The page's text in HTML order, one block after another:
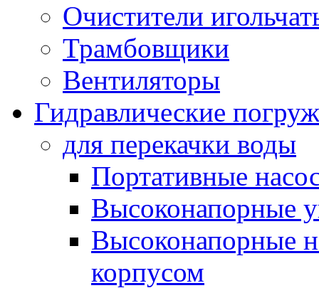
Очистители
Трамбовщики
Вентиляторы
Гидравлические
для перекачки воды
Портативные
Высоконапорные
Высоконапорные
корпусом